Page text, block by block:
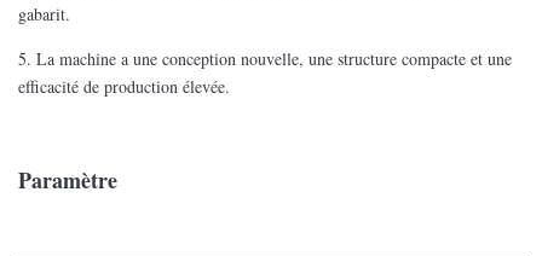
gabarit.
5. La machine a une conception nouvelle, une structure compacte et une
efficacité de production élevée.
Paramètre